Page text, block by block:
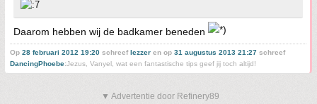
Daarom hebben wij de badkamer beneden
Op 28 februari 2012 19:20 schreeflezzer en op 31 augustus 2013 21:27 schreef
DancingPhoebe:Jezus, Vanyel, wat een fantastische tips geef jij toch altijd!
▼ Advertentie door Refinery89